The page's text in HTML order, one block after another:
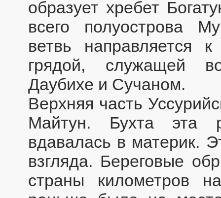
образует хребет
всего полуострова
ветвь направляется
грядой, служащей
Даубихе и Сучаном.
Верхняя часть
Майтун. Бухта эта
вдавалась в материк.
взгляда. Береговые
страны километров